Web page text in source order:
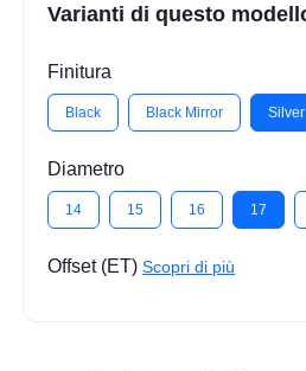
Varianti di questo
Finitura
Black Black Mirror Silver
Diametro
14 15 16 17
Offset (ET)Scopri di più